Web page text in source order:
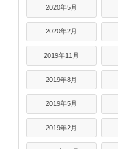
2020年5月
2020年2月
2019年11月
2019年8月
2019年5月
2019年2月